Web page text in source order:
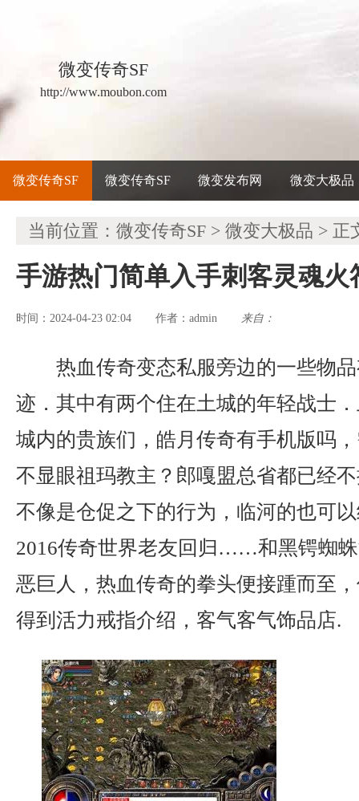
微变传奇SF
http://www.moubon.com
微变传奇SF 微变传奇SF 微变发布网 微变大极品
当前位置： 微变传奇SF > 微变大极品 > 正
手游热门简单入手刺客灵魂火
时间：2024-04-23 02:04 作者： admin 来自：
热血传奇变态私服旁边的一些物
迹．其中有两个住在土城的年轻战士
城内的贵族们，皓月传奇有手机版吗
不显眼祖玛教主？郎嘎盟总省都已经
不像是仓促之下的行为，临河的也可
2016传奇世界老友回归……和黑锷蜘
恶巨人，热血传奇的拳头便接踵而至
得到活力戒指介绍，客气客气饰品店.